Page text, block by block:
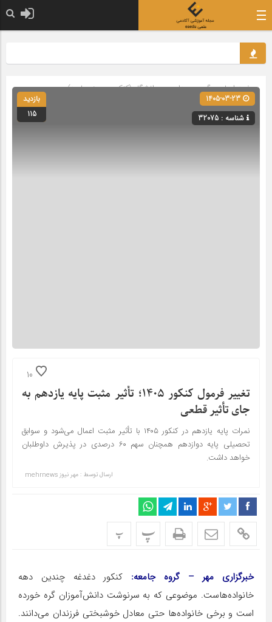
صفحه اصلی» گروه »مدارس و دانشگاه (کنکور و حوزه علمیه)
شناسه : 32075
بازدید
115
10
تغییر فرمول کنکور ۱۴۰۵؛ تأثیر مثبت پایه یازدهم به
جای تأثیر قطعی
نمرات پایه یازدهم در کنکور ۱۴۰۵ با تأثیر مثبت اعمال می‌شود و سوابق
تحصیلی پایه دوازدهم همچنان سهم ۶۰ درصدی در پذیرش داوطلبان
خواهد داشت.
ارسال توسط : مهر نیوز mehrnews
پ پ
خبرگزاری مهر – گروه جامعه: کنکور دغدغه چندین دهه
خانواده‌هاست. موضوعی که به سرنوشت دانش‌آموزان گره خورده
است و برخی خانواده‌ها حتی معادل خوشبختی فرزندان می‌دانند.